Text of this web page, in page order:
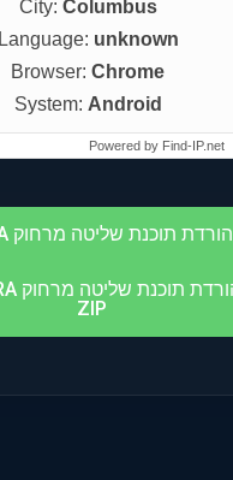
City: Columbus
Language: unknown
Browser: Chrome
System: Android
Powered by Find-IP.net
הורדת תוכנת שליטה מרחוק ATERA
ZIP